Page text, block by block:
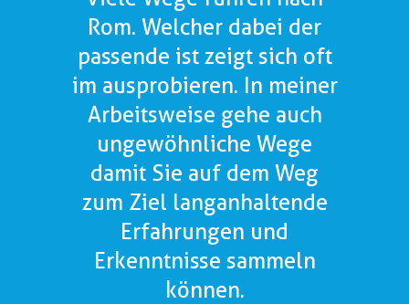
Rom. Welcher dabei der
passende ist zeigt sich oft
im ausprobieren. In meiner
Arbeitsweise gehe auch
ungewöhnliche Wege
damit Sie auf dem Weg
zum Ziel langanhaltende
Erfahrungen und
Erkenntnisse sammeln
können.